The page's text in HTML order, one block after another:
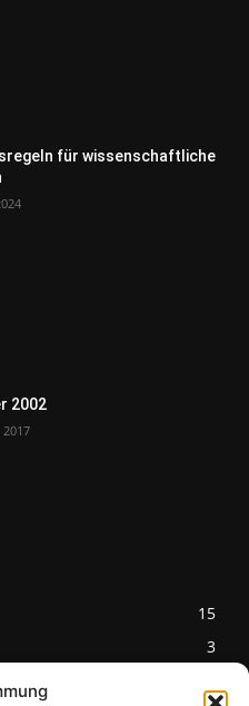
für wissenschaftliche
2002
15
3